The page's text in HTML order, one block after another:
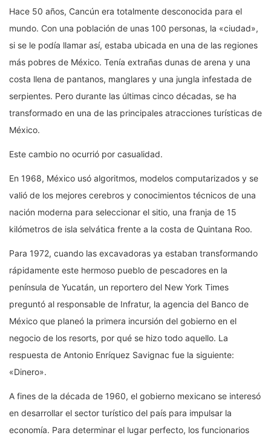
Hace 50 años, Cancún era totalmente desconocida para el
mundo. Con una población de unas 100 personas, la «ciudad»,
si se le podía llamar así, estaba ubicada en una de las regiones
más pobres de México. Tenía extrañas dunas de arena y una
costa llena de pantanos, manglares y una jungla infestada de
serpientes. Pero durante las últimas cinco décadas, se ha
transformado en una de las principales atracciones turísticas de
México.
Este cambio no ocurrió por casualidad.
En 1968, México usó algoritmos, modelos computarizados y se
valió de los mejores cerebros y conocimientos técnicos de una
nación moderna para seleccionar el sitio, una franja de 15
kilómetros de isla selvática frente a la costa de Quintana Roo.
Para 1972, cuando las excavadoras ya estaban transformando
rápidamente este hermoso pueblo de pescadores en la
península de Yucatán, un reportero del New York Times
preguntó al responsable de Infratur, la agencia del Banco de
México que planeó la primera incursión del gobierno en el
negocio de los resorts, por qué se hizo todo aquello. La
respuesta de Antonio Enríquez Savignac fue la siguiente:
«Dinero».
A fines de la década de 1960, el gobierno mexicano se interesó
en desarrollar el sector turístico del país para impulsar la
economía. Para determinar el lugar perfecto, los funcionarios